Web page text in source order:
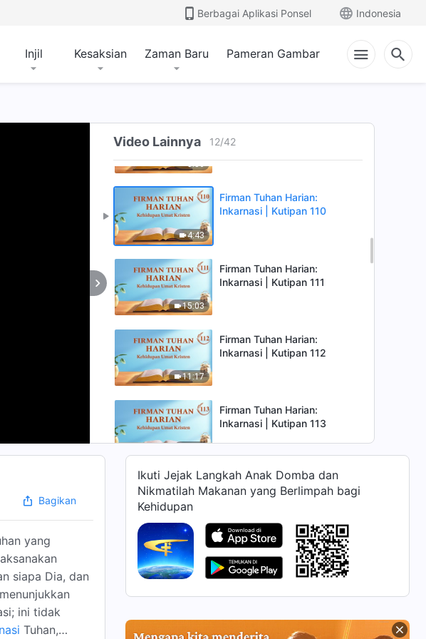
Berbagai Aplikasi Ponsel Indonesia
Injil Kesaksian Zaman Baru Pameran Gambar
Video Lainnya 12/42
7:51
Firman Tuhan Harian:
5:36
Firman Tuhan Harian:
Inkarnasi | Kutipan 109
4:43
Firman Tuhan Harian:
Inkarnasi | Kutipan 110
15:03
Firman Tuhan Harian:
Inkarnasi | Kutipan 111
11:17
Firman Tuhan Harian:
Inkarnasi | Kutipan 112
Firman Tuhan Harian:
Inkarnasi | Kutipan 113
Firman Tuhan Harian:
Inkarnasi | Kutipan 114
Firman Tuhan Harian:
Inkarnasi | Kutipan 115
Firman Tuhan Harian:
Inkarnasi | Kutipan 116
Bagikan
yang
siapa Dia, dan
ini tidak
Tuhan,
Ikuti Jejak Langkah Anak Domba dan
Nikmatilah Makanan yang Berlimpah bagi
Kehidupan